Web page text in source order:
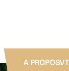
A PROPOS